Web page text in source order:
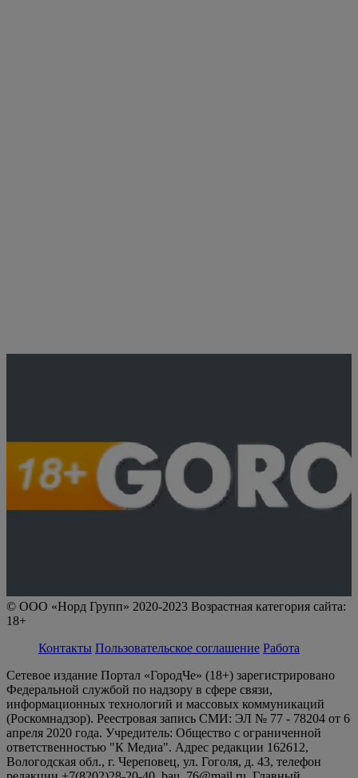
© ООО «Норд Групп» 2020-2023 Возрастная категория сайта:
18+
Контакты Пользовательское соглашение Работа
Сетевое издание Портал «ГородЧе» (18+) зарегистрировано
Федеральной службой по надзору в сфере связи,
информационных технологий и массовых коммуникаций
(Роскомнадзор). Реестровая запись СМИ: ЭЛ № 77 - 78204 от 6
апреля 2020 года. Учредитель: Общество с ограниченной
ответственностью "К Медиа". Адрес редакции 162612,
Вологодская обл., г. Череповец, ул. Гоголя, д. 43, телефон